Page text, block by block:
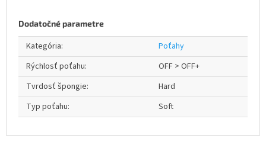
Dodatočné parametre
Kategória:
Poťahy
Rýchlosť poťahu:
OFF > OFF+
Tvrdosť špongie:
Hard
Typ poťahu: Soft